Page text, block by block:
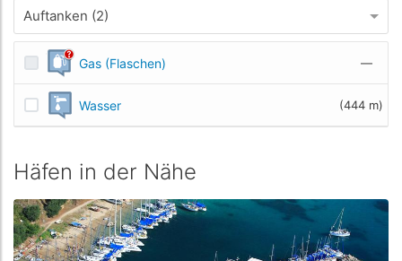
Auftanken (2)
Gas (Flaschen) —
Wasser (444 m)
Häfen in der Nähe